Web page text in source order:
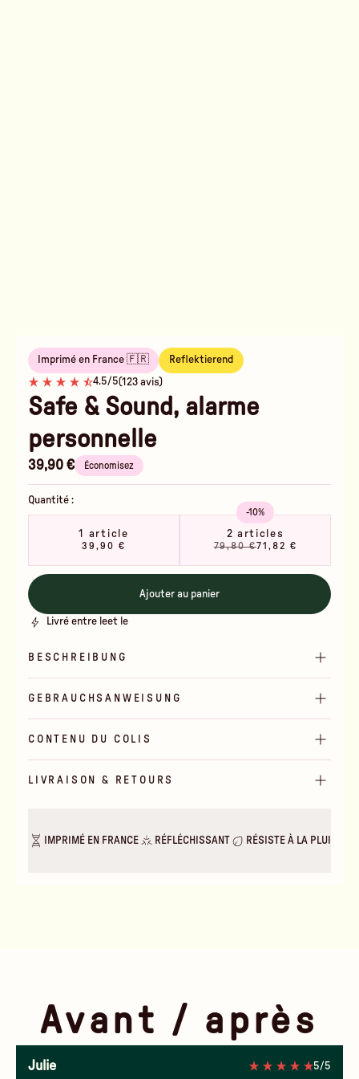
4.5/5(123 avis)
Imprimé en France 🇫🇷 Reflektierend
Safe & Sound, alarme
personnelle
39,90 € Économisez
Quantité :
1 article
39,90 €
-10%
2 articles
79,80 €71,82 €
Ajouter au panier
Livré entre leet le
BESCHREIBUNG
GEBRAUCHSANWEISUNG
CONTENU DU COLIS
LIVRAISON & RETOURS
IMPRIMÉ EN FRANCE RÉFLÉCHISSANT RÉSISTE À LA PLUIE &
Avant / après
Jour Nuit
Julie
5/5